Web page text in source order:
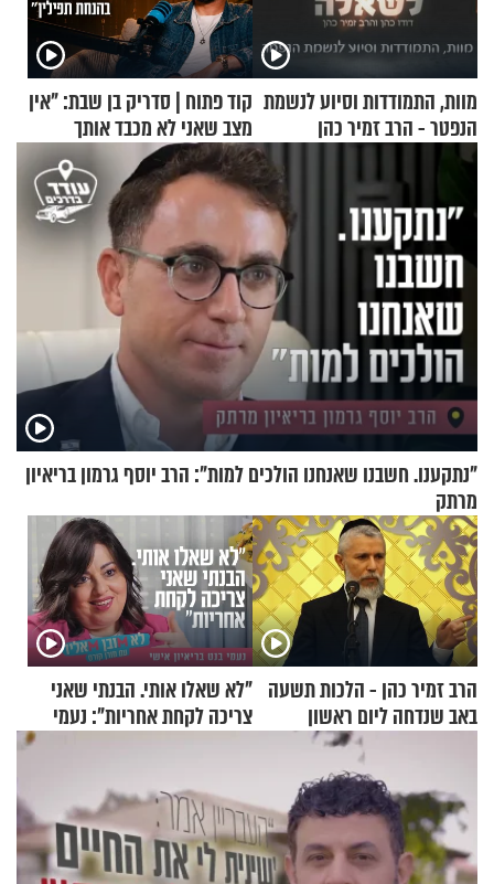
מוות, התמודדות וסיוע לנשמת
הנפטר - הרב זמיר כהן
קוד פתוח | סדריק בן שבת: "אין
מצב שאני לא מכבד אותך
בבוקר בהנחת תפילין"
"נתקענו. חשבנו שאנחנו הולכים למות": הרב יוסף גרמון בריאיון
מרתק
הרב זמיר כהן - הלכות תשעה
באב שנדחה ליום ראשון
"לא שאלו אותי. הבנתי שאני
צריכה לקחת אחריות": נעמי